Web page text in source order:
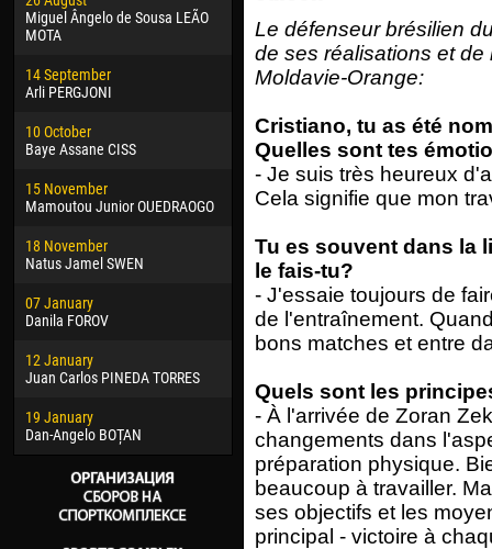
Miguel Ângelo de Sousa LEÃO
MOTA
14 September
Arli PERGJONI
10 October
Baye Assane CISS
15 November
Mamoutou Junior OUEDRAOGO
18 November
Natus Jamel SWEN
07 January
Danila FOROV
12 January
Juan Carlos PINEDA TORRES
19 January
Dan-Angelo BOȚAN
Dhoraso Moreo KLAS
24 February
Vladislav COSTIN
02 March
Veaceslav COZMA
09 March
Emmanuel AFETSE
Jayder Moreno ASPRILLA
22 March
Samba KONÉ
26 March
28 March
Raí LOPES DE OLIVEIRA
13
24
10
15
17
Jair
Le défenseur brésilien
de ses réalisations et
Moldavie-Orange:
Cristiano, tu as été
Quelles sont tes
- Je suis très heureux
Cela signifie que mon
Tu es souvent dans la
le fais-tu?
- J'essaie toujours de
de l'entraînement.
bons matches et entre
Quels sont les
- À l'arrivée de Zoran
changements dans
préparation physique.
beaucoup à travailler.
ses objectifs et les
principal - victoire à